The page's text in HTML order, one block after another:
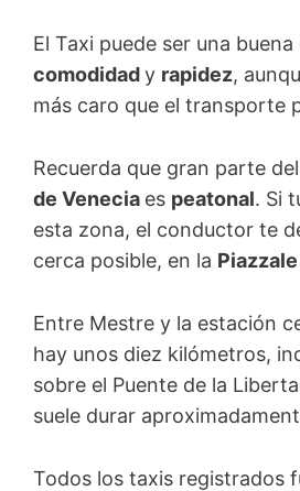
El Taxi puede ser una
comodidady rapidez,
más caro que el transporte
Recuerda que gran parte del
de Venecia es peatonal. Si
esta zona, el conductor te
cerca posible, en la
Entre Mestre y la estación
hay unos diez kilómetros,
sobre el Puente de la
suele durar
Todos los taxis registrados